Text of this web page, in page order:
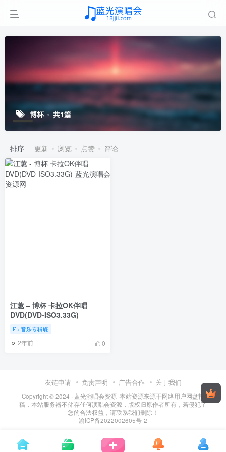
博杯 共1篇
排序 更新 浏览 点赞 评论
江蕙 – 博杯 卡拉OK伴唱
DVD(DVD-ISO3.33G)
音乐专辑碟
2年前 0
友链申请 免责声明 广告合作 关于我们
Copyright © 2024 · 蓝光演唱会资源 ·本站资源来源于网络用户网盘投
稿，本站服务器不储存任何演唱会资源，版权归原作者所有，若侵犯了
您的合法权益，请联系我们删除！
渝ICP备2022002605号-2